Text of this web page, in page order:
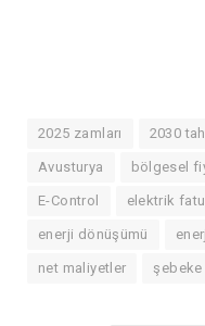
2025 zamları 2030
Avusturya bölgesel
E-Control elektrik
enerji dönüşümü
net maliyetler şebeke